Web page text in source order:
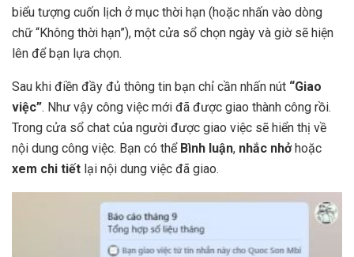
biểu tượng cuốn lịch ở mục thời hạn (hoặc nhấn vào dòng
chữ “Không thời hạn”), một cửa sổ chọn ngày và giờ sẽ hiện
lên để bạn lựa chọn.
Sau khi điền đầy đủ thông tin bạn chỉ cần nhấn nút “Giao
việc”. Như vậy công việc mới đã được giao thành công rồi.
Trong cửa sổ chat của người được giao việc sẽ hiển thị về
nội dung công việc. Bạn có thể Bình luận, nhắc nhởhoặc
xem chi tiết lại nội dung việc đã giao.